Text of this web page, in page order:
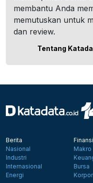
membantu Anda
memutuskan untuk
dan review.
Tentang
Berita
Nasional
Industri
Internasional
Energi
Makro
Bursa